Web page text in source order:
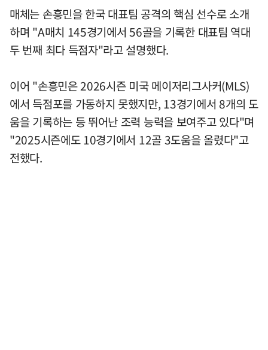
매체는 손흥민을 한국 대표팀 공격의 핵심 선수로 소개
하며 "A매치 145경기에서 56골을 기록한 대표팀 역대
두 번째 최다 득점자"라고 설명했다.
이어 "손흥민은 2026시즌 미국 메이저리그사커(MLS)
에서 득점포를 가동하지 못했지만, 13경기에서 8개의 도
움을 기록하는 등 뛰어난 조력 능력을 보여주고 있다"며
"2025시즌에도 10경기에서 12골 3도움을 올렸다"고
전했다.